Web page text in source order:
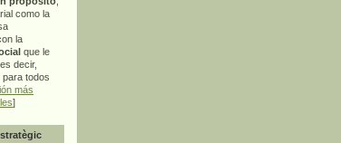
como la
la
que le
, es decir,
todos
más
]